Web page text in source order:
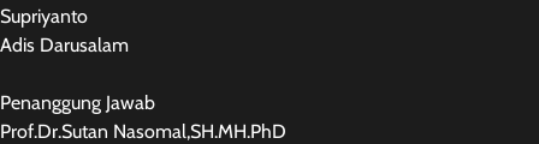
Supriyanto
Adis Darusalam
Penanggung Jawab
Prof.Dr.Sutan Nasomal,SH.MH.PhD